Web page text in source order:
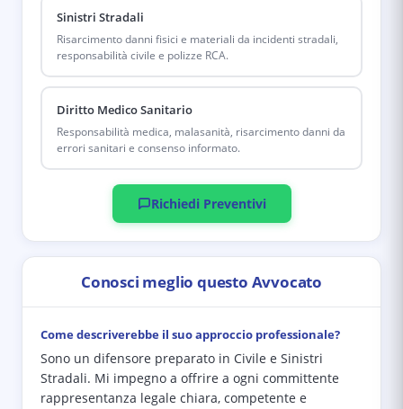
Sinistri Stradali
Risarcimento danni fisici e materiali da incidenti stradali,
responsabilità civile e polizze RCA.
Diritto Medico Sanitario
Responsabilità medica, malasanità, risarcimento danni da
errori sanitari e consenso informato.
Richiedi Preventivi
Conosci meglio questo Avvocato
Come descriverebbe il suo approccio professionale?
Sono un difensore preparato in Civile e Sinistri
Stradali. Mi impegno a offrire a ogni committente
rappresentanza legale chiara, competente e